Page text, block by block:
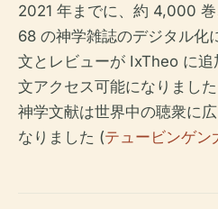
2021 年までに、約 4,000
68 の神学雑誌のデジタル化
文とレビューが IxTheo に
文アクセス可能になりまし
神学文献は世界中の聴衆に
なりました (テュービンゲン